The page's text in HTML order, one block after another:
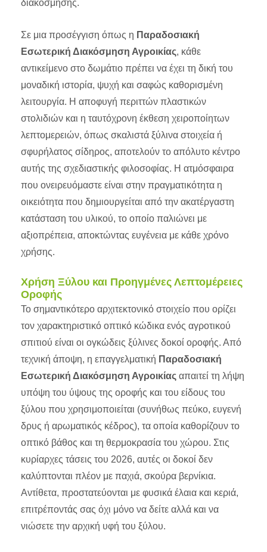
διακόσμησης.
Σε μια προσέγγιση όπως η Παραδοσιακή
Εσωτερική Διακόσμηση Αγροικίας, κάθε
αντικείμενο στο δωμάτιο πρέπει να έχει τη δική του
μοναδική ιστορία, ψυχή και σαφώς καθορισμένη
λειτουργία. Η αποφυγή περιττών πλαστικών
στολιδιών και η ταυτόχρονη έκθεση χειροποίητων
λεπτομερειών, όπως σκαλιστά ξύλινα στοιχεία ή
σφυρήλατος σίδηρος, αποτελούν το απόλυτο κέντρο
αυτής της σχεδιαστικής φιλοσοφίας. Η ατμόσφαιρα
που ονειρευόμαστε είναι στην πραγματικότητα η
οικειότητα που δημιουργείται από την ακατέργαστη
κατάσταση του υλικού, το οποίο παλιώνει με
αξιοπρέπεια, αποκτώντας ευγένεια με κάθε χρόνο
χρήσης.
Χρήση Ξύλου και Προηγμένες Λεπτομέρειες
Οροφής
Το σημαντικότερο αρχιτεκτονικό στοιχείο που ορίζει
τον χαρακτηριστικό οπτικό κώδικα ενός αγροτικού
σπιτιού είναι οι ογκώδεις ξύλινες δοκοί οροφής. Από
τεχνική άποψη, η επαγγελματική Παραδοσιακή
Εσωτερική Διακόσμηση Αγροικίας απαιτεί τη λήψη
υπόψη του ύψους της οροφής και του είδους του
ξύλου που χρησιμοποιείται (συνήθως πεύκο, ευγενή
δρυς ή αρωματικός κέδρος), τα οποία καθορίζουν το
οπτικό βάθος και τη θερμοκρασία του χώρου. Στις
κυρίαρχες τάσεις του 2026, αυτές οι δοκοί δεν
καλύπτονται πλέον με παχιά, σκούρα βερνίκια.
Αντίθετα, προστατεύονται με φυσικά έλαια και κεριά,
επιτρέποντάς σας όχι μόνο να δείτε αλλά και να
νιώσετε την αρχική υφή του ξύλου.